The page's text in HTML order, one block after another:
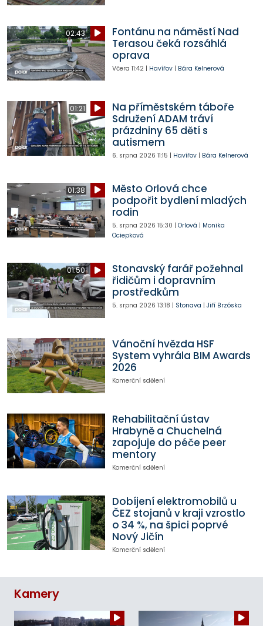
02:43
Fontánu na náměstí Nad
Terasou čeká rozsáhlá
oprava
Včera 11:42| Havířov| Bára Kelnerová
01:21
Na příměstském táboře
Sdružení ADAM tráví
prázdniny 65 dětí s
autismem
6. srpna 2026 11:15 | Havířov| Bára Kelnerová
01:38
Město Orlová chce
podpořit bydlení mladých
rodin
5. srpna 2026 15:30 | Orlová | Monika
Ociepková
01:50
Stonavský farář požehnal
řidičům i dopravním
prostředkům
5. srpna 2026 13:18 | Stonava | Jiří Brzóska
Vánoční hvězda HSF
System vyhrála BIM Awards
2026
Komerční sdělení
Rehabilitační ústav
Hrabyně a Chuchelná
zapojuje do péče peer
mentory
Komerční sdělení
Dobíjení elektromobilů u
ČEZ stojanů v kraji vzrostlo
o 34 %, na špici poprvé
Nový Jičín
Komerční sdělení
Kamery